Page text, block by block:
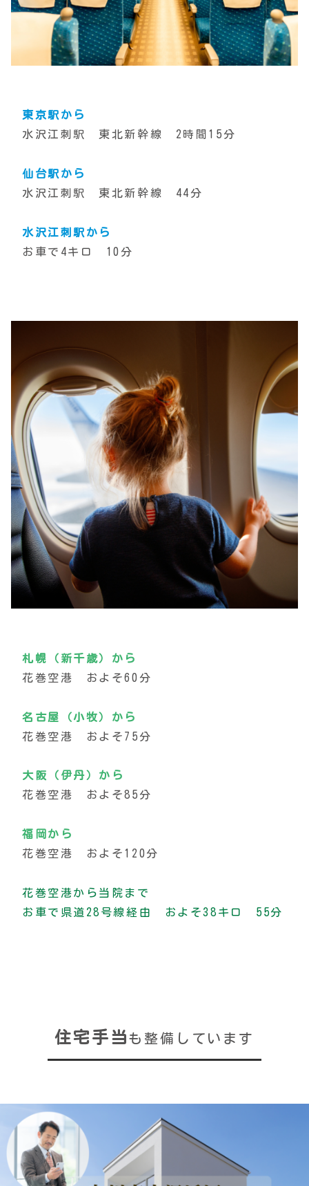
東京駅から
水沢江刺駅 東北新幹線 2時間15分
仙台駅から
水沢江刺駅 東北新幹線 44分
水沢江刺駅から
お車で4キロ 10分
札幌（新千歳）から
花巻空港 およそ60分
名古屋（小牧）から
花巻空港 およそ75分
大阪（伊丹）から
花巻空港 およそ85分
福岡から
花巻空港 およそ120分
花巻空港から当院まで
お車で県道28号線経由 およそ38キロ 55分
住宅手当 も整備しています